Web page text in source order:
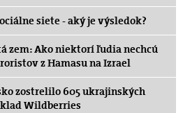
siete - aký je výsledok?
zem: Ako niektorí ľudia nechcú
z Hamasu na Izrael
zostrelilo 605 ukrajinských
Wildberries